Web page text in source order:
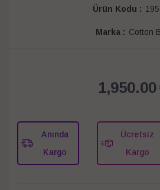
Ürün Kodu :
Marka : Cotton
1,950.00
Anında
Kargo
Ücretsiz
Kargo